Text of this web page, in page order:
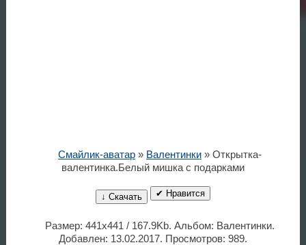
Смайлик-аватар» Валентинки» Открытка-
валентинка.Белый мишка с подарками
↓ Скачать ✔ Нравится
Размер: 441x441 / 167.9Kb. Альбом: Валентинки.
Добавлен: 13.02.2017. Просмотров: 989.